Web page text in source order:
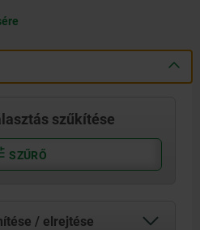
szűkítése
SZŰRŐ
/ elrejtése